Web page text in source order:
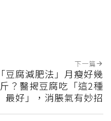
下一篇
「豆腐減肥法」月瘦好幾
斤？醫揭豆腐吃「這2種
最好」，消脹氣有妙招